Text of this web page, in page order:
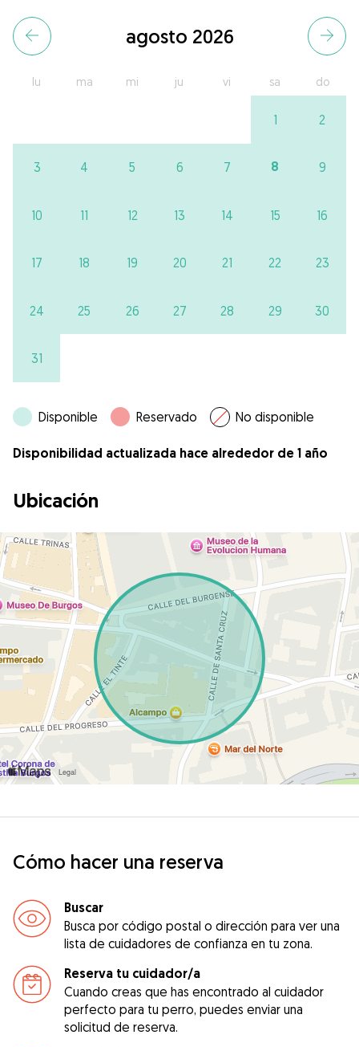
agosto 2026
lu ma mi ju vi sa do
1 2
3 4 5 6 7 8 9
10 11 12 13 14 15 16
17 18 19 20 21 22 23
24 25 26 27 28 29 30
31
Disponible Reservado No disponible
Disponibilidad actualizada hace alrededor de 1 año
Ubicación
Cómo hacer una reserva
Buscar
Busca por código postal o dirección para ver una
lista de cuidadores de confianza en tu zona.
Reserva tu cuidador/a
Cuando creas que has encontrado al cuidador
perfecto para tu perro, puedes enviar una
solicitud de reserva.